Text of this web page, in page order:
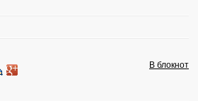
В блокнот